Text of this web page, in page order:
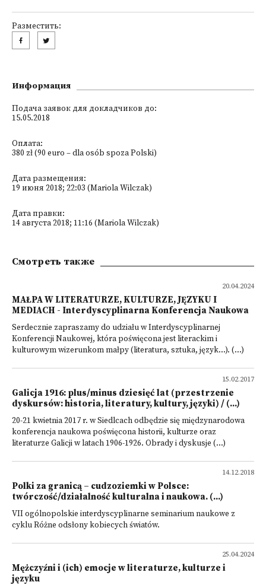
Разместить:
Информация
Подача заявок для докладчиков до:
15.05.2018
Оплата:
380 zł (90 euro – dla osób spoza Polski)
Дата размещения:
19 июня 2018; 22:03 (Mariola Wilczak)
Дата правки:
14 августа 2018; 11:16 (Mariola Wilczak)
Смотреть также
20.04.2024
MAŁPA W LITERATURZE, KULTURZE, JĘZYKU I
MEDIACH - Interdyscyplinarna Konferencja Naukowa
Serdecznie zapraszamy do udziału w Interdyscyplinarnej
Konferencji Naukowej, która poświęcona jest literackim i
kulturowym wizerunkom małpy (literatura, sztuka, język...). (...)
15.02.2017
Galicja 1916: plus/minus dziesięć lat (przestrzenie
dyskursów: historia, literatury, kultury, języki) / (...)
20-21 kwietnia 2017 r. w Siedlcach odbędzie się międzynarodowa
konferencja naukowa poświęcona historii, kulturze oraz
literaturze Galicji w latach 1906-1926. Obrady i dyskusje (...)
14.12.2018
Polki za granicą – cudzoziemki w Polsce:
twórczość/działalność kulturalna i naukowa. (...)
VII ogólnopolskie interdyscyplinarne seminarium naukowe z
cyklu Różne odsłony kobiecych światów.
25.04.2024
Mężczyźni i (ich) emocje w literaturze, kulturze i
języku